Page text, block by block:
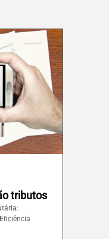
Santa Catarina (SC)
tributos